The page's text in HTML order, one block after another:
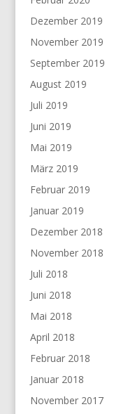
Dezember 2019
November 2019
September 2019
August 2019
Juli 2019
Juni 2019
Mai 2019
März 2019
Februar 2019
Januar 2019
Dezember 2018
November 2018
Juli 2018
Juni 2018
Mai 2018
April 2018
Februar 2018
Januar 2018
November 2017